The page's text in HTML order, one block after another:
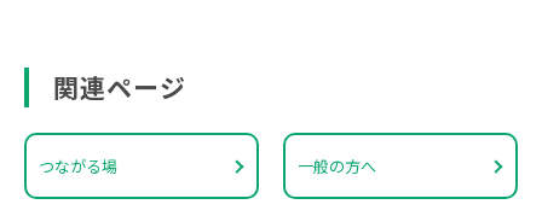
関連ページ
つながる場 一般の方へ